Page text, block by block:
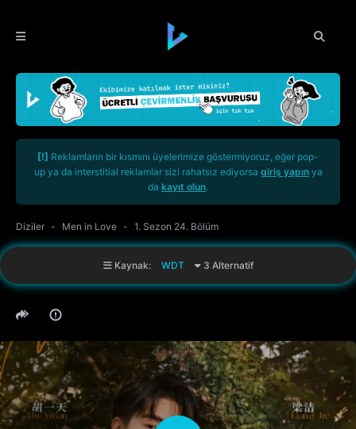
[!] Reklamların bir kısmını üyelerimize göstermiyoruz, eğer pop-
up ya da interstitial reklamlar sizi rahatsız ediyorsa giriş yapınya
da kayıt olun.
Diziler Men in Love 1. Sezon 24. Bölüm
Kaynak: WDT 3 Alternatif